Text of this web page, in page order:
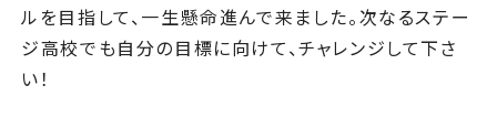
ルを目指して、一生懸命進んで来ました。次なるステー
ジ高校でも自分の目標に向けて、チャレンジして下さ
い！